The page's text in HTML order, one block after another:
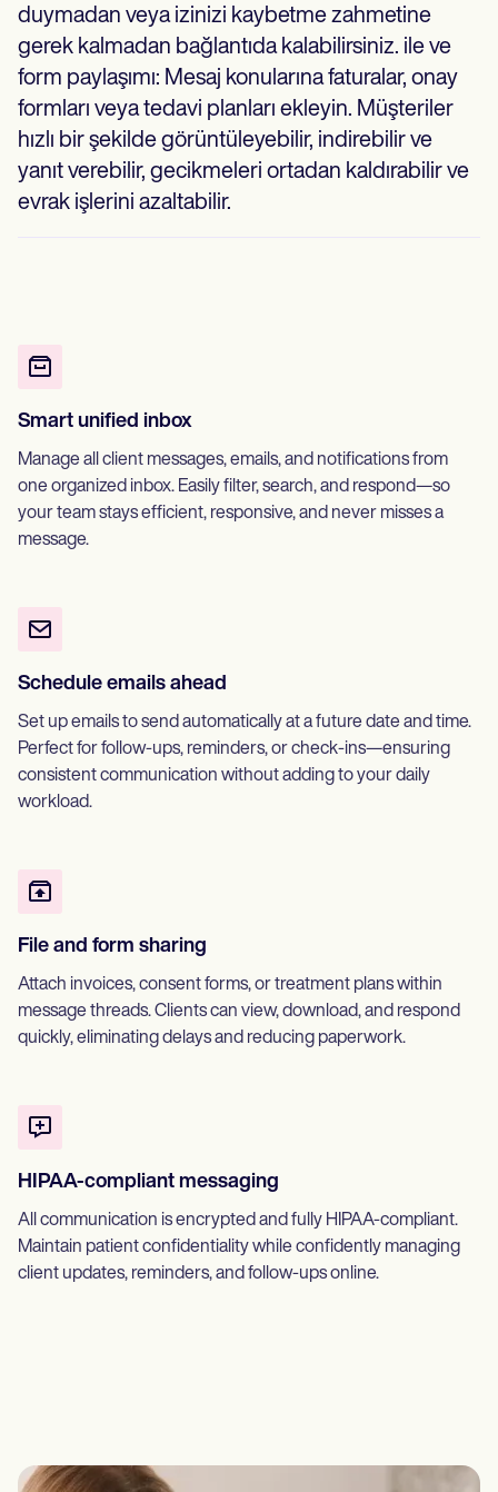
duymadan veya izinizi kaybetme zahmetine
gerek kalmadan bağlantıda kalabilirsiniz. ile ve
form paylaşımı: Mesaj konularına faturalar, onay
formları veya tedavi planları ekleyin. Müşteriler
hızlı bir şekilde görüntüleyebilir, indirebilir ve
yanıt verebilir, gecikmeleri ortadan kaldırabilir ve
evrak işlerini azaltabilir.
Smart unified inbox
Manage all client messages, emails, and notifications from
one organized inbox. Easily filter, search, and respond—so
your team stays efficient, responsive, and never misses a
message.
Schedule emails ahead
Set up emails to send automatically at a future date and time.
Perfect for follow-ups, reminders, or check-ins—ensuring
consistent communication without adding to your daily
workload.
File and form sharing
Attach invoices, consent forms, or treatment plans within
message threads. Clients can view, download, and respond
quickly, eliminating delays and reducing paperwork.
HIPAA-compliant messaging
All communication is encrypted and fully HIPAA-compliant.
Maintain patient confidentiality while confidently managing
client updates, reminders, and follow-ups online.